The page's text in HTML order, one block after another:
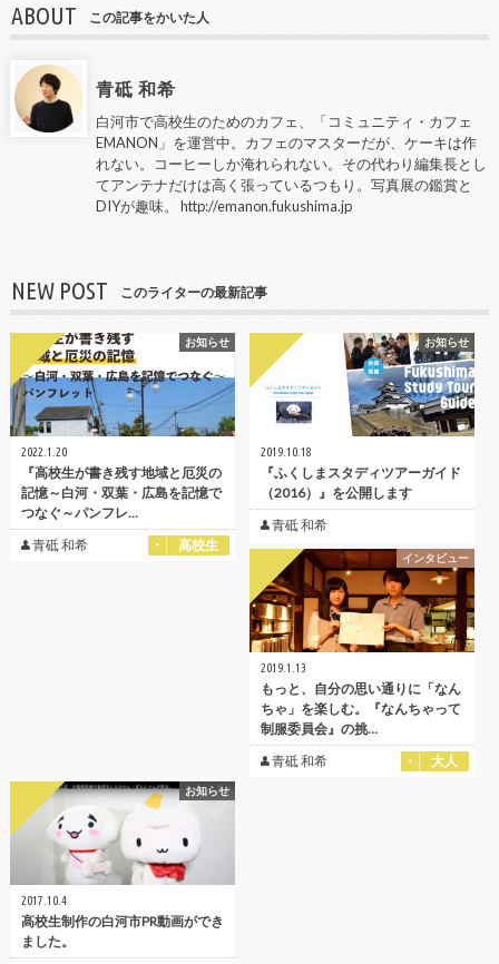
ABOUT この記事をかいた人
青砥 和希
白河市で高校生のためのカフェ、「コミュニティ・カフェ
EMANON」を運営中。カフェのマスターだが、ケーキは作
れない。コーヒーしか淹れられない。その代わり編集長とし
てアンテナだけは高く張っているつもり。写真展の鑑賞と
DIYが趣味。 http://emanon.fukushima.jp
NEW POST このライターの最新記事
お知らせ
2022.1.20
『高校生が書き残す地域と厄災の
記憶～白河・双葉・広島を記憶で
つなぐ～パンフレ…
青砥 和希
高校生
お知らせ
2019.10.18
『ふくしまスタディツアーガイド
（2016）』を公開します
青砥 和希
インタビュー
2019.1.13
もっと、自分の思い通りに「なん
ちゃ」を楽しむ。『なんちゃって
制服委員会』の挑…
青砥 和希
大人
お知らせ
2017.10.4
高校生制作の白河市PR動画ができ
ました。